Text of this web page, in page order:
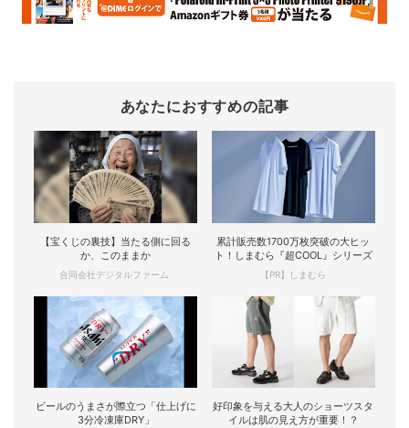
あなたにおすすめの記事
【宝くじの裏技】当たる側に回る
か、このままか
合同会社デジタルファーム
累計販売数1700万枚突破の大ヒッ
ト！しまむら『超COOL』シリーズ
【PR】しまむら
ビールのうまさが際立つ「仕上げに
3分冷凍庫DRY」
好印象を与える大人のショーツスタ
イルは肌の見え方が重要！？